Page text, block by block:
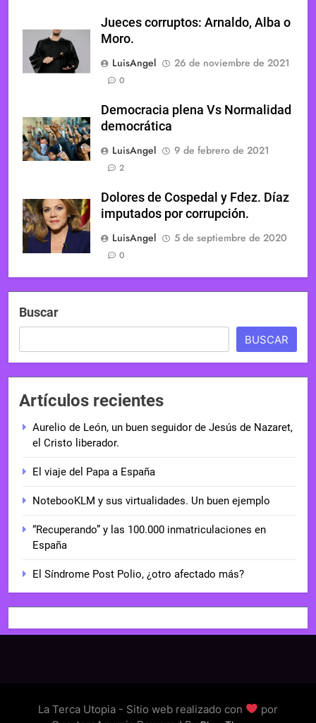
Jueces corruptos: Arnaldo, Alba o
Moro.
LuisAngel
26 de noviembre de 2021
0
Democracia plena Vs Normalidad
democrática
LuisAngel
9 de febrero de 2021
2
Dolores de Cospedal y Fdez. Díaz
imputados por corrupción.
LuisAngel
5 de septiembre de 2020
0
Buscar
BUSCAR
Artículos recientes
Aurelio de León, un buen seguidor de Jesús de Nazaret,
el Cristo liberador.
El viaje del Papa a España
NotebooKLM y sus virtualidades. Un buen ejemplo
“Recuperando” y las 100.000 inmatriculaciones en
España
El Síndrome Post Polio, ¿otro afectado más?
La Terca Utopia - Sitio web realizado con
por